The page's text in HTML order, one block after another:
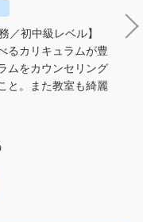
／初中級レベル】
るカリキュラムが豊
ムをカウンセリング
と。また教室も綺麗